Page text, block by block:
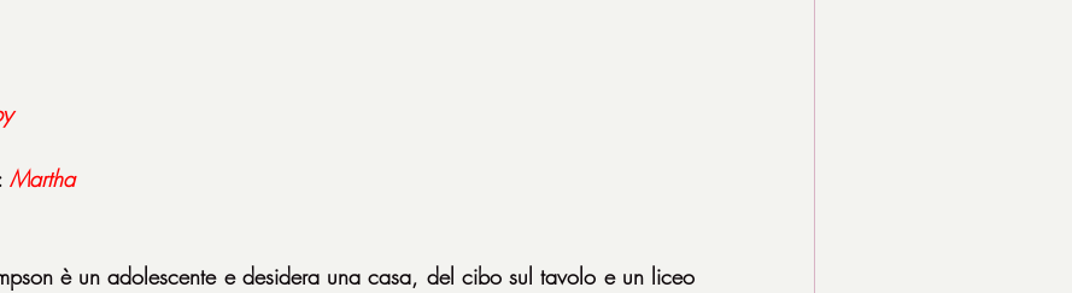
Martha
è un adolescente e desidera una casa, del cibo sul tavolo e un liceo